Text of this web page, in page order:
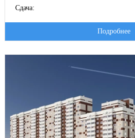
Сдача:
Подробнее